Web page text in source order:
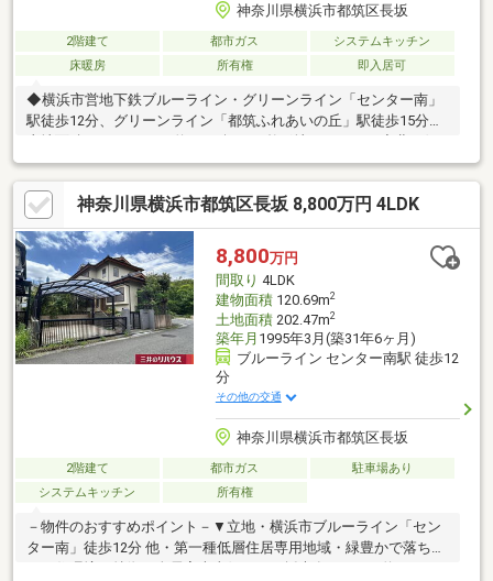
神奈川県横浜市都筑区長坂
2階建て 都市ガス
システムキッチン
床暖房
所有権 即入居可
◆横浜市営地下鉄ブルーライン・グリーンライン「センター南」
駅徒歩12分、グリーンライン「都筑ふれあいの丘」駅徒歩15分◆
約7.5ｍ幅員の公道・北東側約6.0ｍ幅員の公道に接する角地◆閑
静な第一種低層住居専用地域内◆道路向かいは緑道があり、公園
も近くに位置しており緑の多い環境です。◆建物は平成7年築の
住友林業による注文住宅です。◆ライフインフォメーション・茅
ケ崎台小学校まで徒歩約1分（約80ｍ）・茅ケ崎中学校まで徒歩
約15分（約1200ｍ）
神奈川県横浜市都筑区長坂 8,800万円 4LDK
8,800万円
間取り 4LDK
建物面積120.69m2
土地面積202.47m2
築年月 1995年3月(築31年6ヶ月)
ブルーライン センター南駅 徒歩12
分
その他の交通
神奈川県横浜市都筑区長坂
2階建て 都市ガス
駐車場あり
システムキッチン
所有権
－物件のおすすめポイント－▼立地・横浜市ブルーライン「セン
ター南」徒歩12分 他・第一種低層住居専用地域・緑豊かで落ち着